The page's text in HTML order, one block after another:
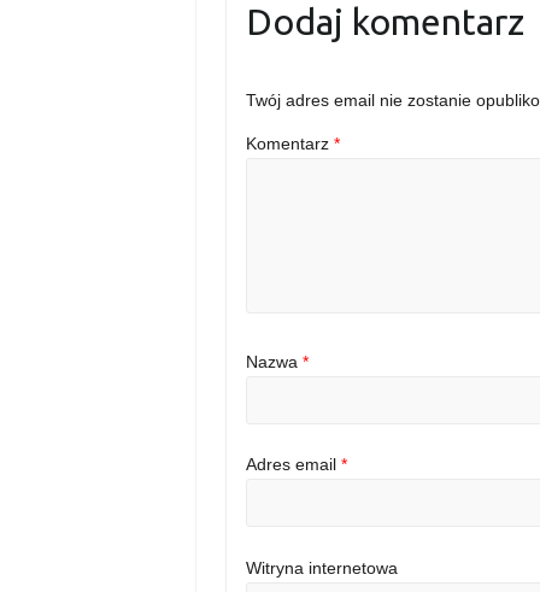
Dodaj komentarz
Twój adres email nie zostanie
Komentarz*
Nazwa*
Adres email*
Witryna internetowa